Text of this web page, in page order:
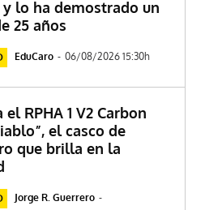
lo ha demostrado un
25 años
EduCaro - 06/08/2026 15:30h
el RPHA 1 V2 Carbon
el casco de
que brilla en la
Jorge R. Guerrero -